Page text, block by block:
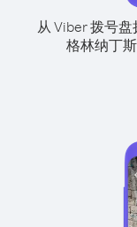
从 Viber 拨号盘
格林纳丁